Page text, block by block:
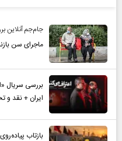
جام‌جم آنلاین
ماجرای سن بازنشستگی ۵۵
بررسی سریال
ایران + نقد و
بازتاب